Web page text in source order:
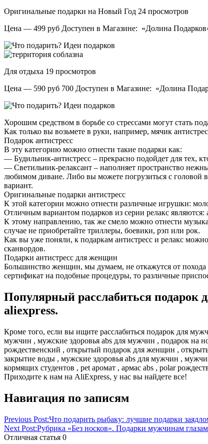
Оригинальные подарки на Новый Год 24 просмотров
Цена — 499 руб Доступен в Магазине: «Долина
Для отдыха 19 просмотров
Цена — 590 руб 700 Доступен в Магазине: «Долина
Хорошим средством в борьбе со стрессами могут стать
Как только вы возьмете в руки, например, мячик
Подарок антистресс
В эту категорию можно отнести такие подарки как:
— Будильник-антистресс – прекрасно подойдет для тех,
— Светильник-релаксант – наполняет пространство
любимом диване. Либо вы можете погрузиться с головой
вариант.
Оригинальные подарки антистресс
К этой категории можно отнести различные игрушки:
Отличным вариантом подарков из серии релакс являются:
К этому направлению, так же смело можно отнести
случае не приобретайте триллеры, боевики, рэп или рок.
Как вы уже поняли, к подаркам антистресс и релакс
сканвордов.
Подарки антистресс для женщин
Большинство женщин, мы думаем, не откажутся от похода
сертификат на подобные процедуры, то различные
Популярный расслабиться подарок
aliexpress.
Кроме того, если вы ищите расслабиться подарок для
мужчин , мужские здоровья abs для мужчин , подарок на
рождественский , открытый подарок для женщин ,
закрытие воды , мужские здоровья abs для мужчин ,
кормящих студентов , pet аромат , армас abs , polar
Приходите к нам на AliExpress, у нас вы найдете все!
Навигация по записям
Previous Post:Что подарить рыбаку: лучшие подарки
Next Post:Рубрика «Без носков». Подарки мужчинам
Отличная статья 0